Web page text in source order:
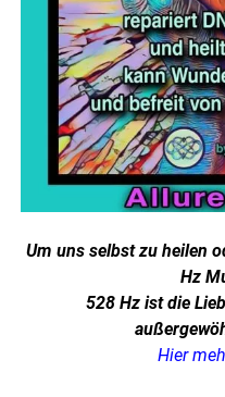
Um uns selbst zu heilen
Hz
528 Hz ist die
Hier